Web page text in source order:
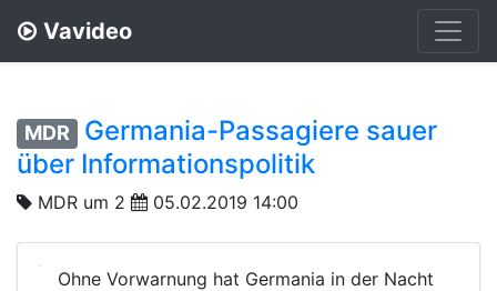
Vavideo
MDR
Germania-Passagiere sauer
über Informationspolitik
MDR um 2 05.02.2019 14:00
Ohne Vorwarnung hat Germania in der Nacht